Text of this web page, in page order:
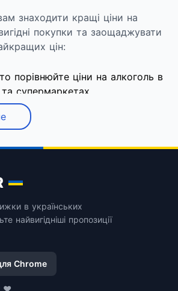
знаходити кращі ціни на
покупки та заощаджувати
цін:
порівнюйте ціни на алкоголь в
супермаркетах
про вигідні пропозиції та
в популярних магазинах України
на алкоголь в різних популярних
Варус, Vintage, Okwine, Alcomag,
Artdrink, ProVino та
зміни цін на алкоголь
під будь-який бюджет не
в українських
найвигідніші пропозиції
Chrome
❤️